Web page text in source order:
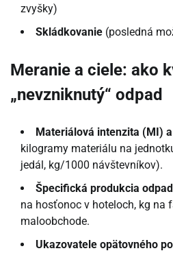
zvyšky)
Skládkovanie (posledná
Meranie a ciele: ako
„nevzniknutý“ odpad
Materiálová intenzita (MI)
kilogramy materiálu na
jedál, kg/1000 návštevníkov).
Špecifická produkcia
na hosťonoc v hoteloch, kg na
maloobchode.
Ukazovatele opätovného